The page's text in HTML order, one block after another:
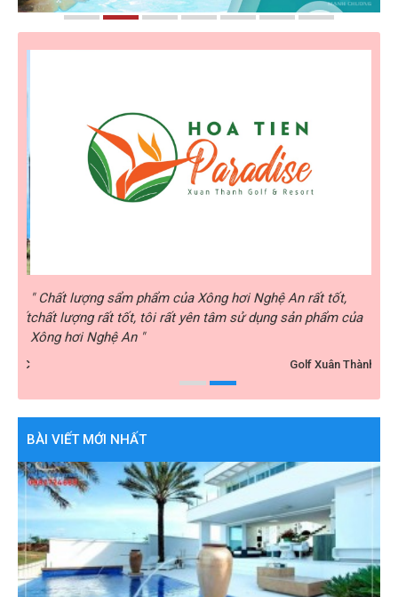
" Chất lượng sẩm phẩm của Xông hơi Nghệ An rất tốt,
chất lượng rất tốt, tôi rất yên tâm sử dụng sản phẩm của
Xông hơi Nghệ An "
Golf Xuân Thành
BÀI VIẾT MỚI NHẤT